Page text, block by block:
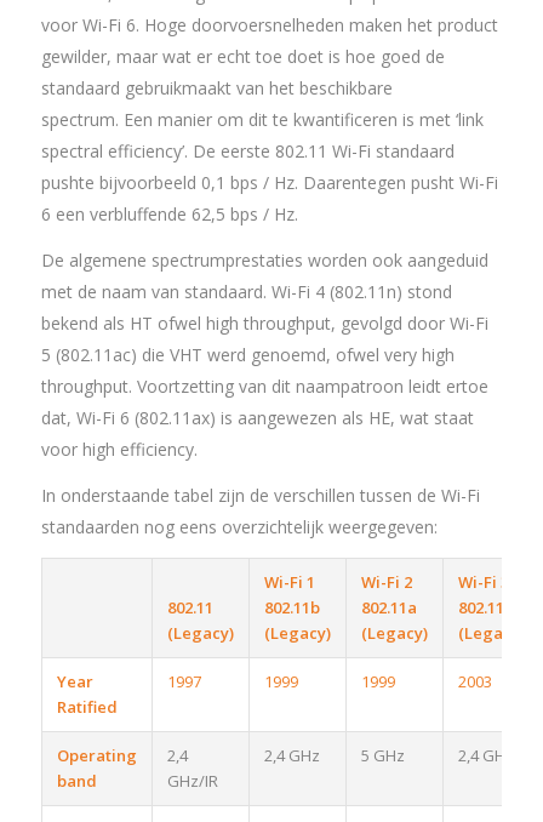
voor Wi-Fi 6. Hoge doorvoersnelheden maken het product
gewilder, maar wat er echt toe doet is hoe goed de
standaard gebruikmaakt van het beschikbare
spectrum. Een manier om dit te kwantificeren is met ‘link
spectral efficiency’. De eerste 802.11 Wi-Fi standaard
pushte bijvoorbeeld 0,1 bps / Hz. Daarentegen pusht Wi-Fi
6 een verbluffende 62,5 bps / Hz.
De algemene spectrumprestaties worden ook aangeduid
met de naam van standaard. Wi-Fi 4 (802.11n) stond
bekend als HT ofwel high throughput, gevolgd door Wi-Fi
5 (802.11ac) die VHT werd genoemd, ofwel very high
throughput. Voortzetting van dit naampatroon leidt ertoe
dat, Wi-Fi 6 (802.11ax) is aangewezen als HE, wat staat
voor high efficiency.
In onderstaande tabel zijn de verschillen tussen de Wi-Fi
standaarden nog eens overzichtelijk weergegeven:
802.11
(Legacy)
Wi-Fi 1
802.11b
(Legacy)
Wi-Fi 2
802.11a
(Legacy)
Wi-Fi 3
802.11g
(Legacy)
Year
Ratified
1997 1999 1999 2003
Operating
band
2,4
GHz/IR
2,4 GHz 5 GHz 2,4 GHz